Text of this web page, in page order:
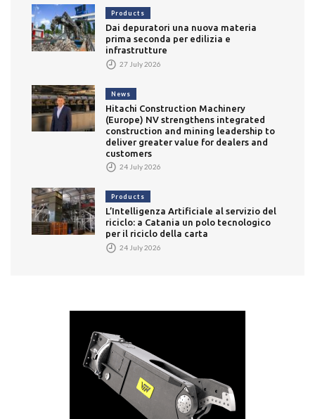
Products
Dai depuratori una nuova materia
prima seconda per edilizia e
infrastrutture
27 July 2026
News
Hitachi Construction Machinery
(Europe) NV strengthens integrated
construction and mining leadership to
deliver greater value for dealers and
customers
24 July 2026
Products
L’Intelligenza Artificiale al servizio del
riciclo: a Catania un polo tecnologico
per il riciclo della carta
24 July 2026